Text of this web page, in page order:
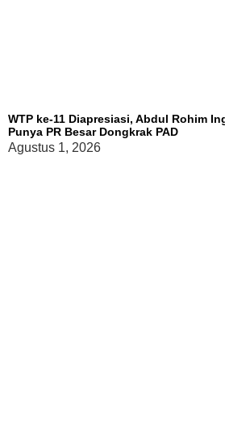
WTP ke-11 Diapresiasi, Abdul Rohim
Punya PR Besar Dongkrak PAD
Agustus 1, 2026